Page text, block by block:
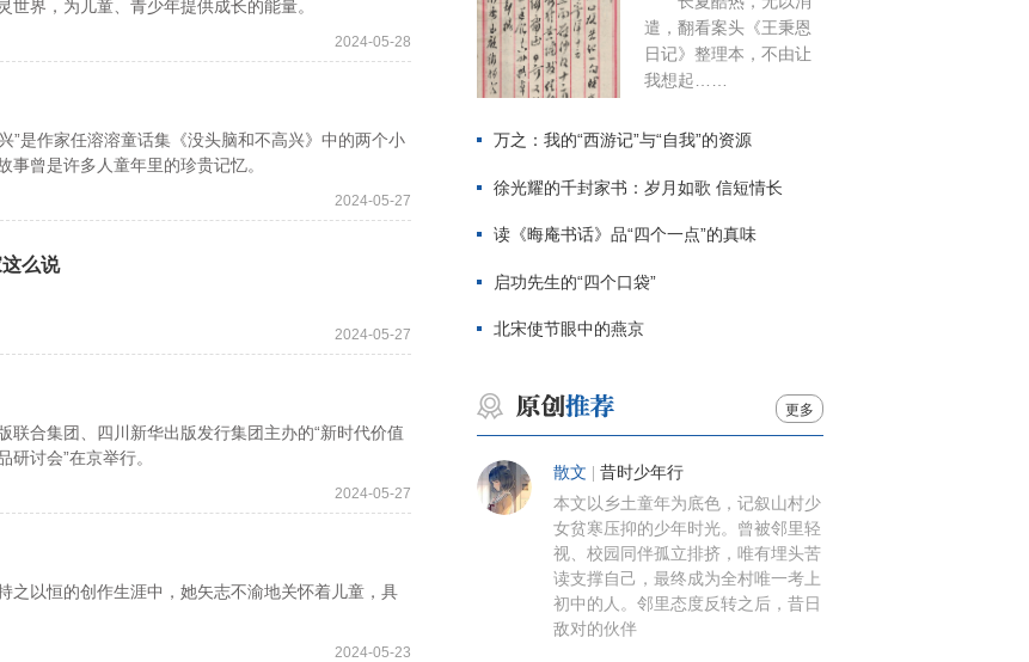
界，为儿童、青少年提供成长的能量。
2024-05-28
是作家任溶溶童话集《没头脑和不高兴》中的两个小
曾是许多人童年里的珍贵记忆。
2024-05-27
么说
2024-05-27
合集团、四川新华出版发行集团主办的“新时代价值
讨会”在京举行。
2024-05-27
以恒的创作生涯中，她矢志不渝地关怀着儿童，具
2024-05-23
遣，翻看案头《王秉恩
日记》整理本，不由让
我想起……
万之：我的“西游记”与“自我”的资源
徐光耀的千封家书：岁月如歌 信短情长
读《晦庵书话》品“四个一点”的真味
启功先生的“四个口袋”
北宋使节眼中的燕京
更多
散文 昔时少年行
本文以乡土童年为底色，记叙山村少
女贫寒压抑的少年时光。曾被邻里轻
视、校园同伴孤立排挤，唯有埋头苦
读支撑自己，最终成为全村唯一考上
初中的人。邻里态度反转之后，昔日
敌对的伙伴